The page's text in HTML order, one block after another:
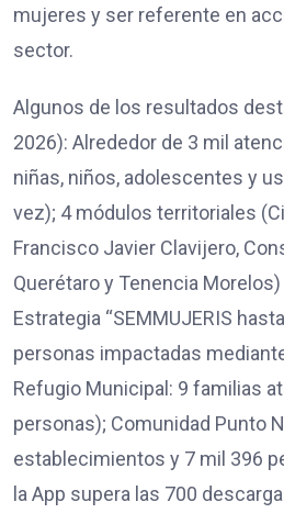
mujeres y ser referente en
sector.
Algunos de los resultados
2026): Alrededor de 3 mil
niñas, niños, adolescentes y
vez); 4 módulos territoriales
Francisco Javier Clavijero,
Querétaro y Tenencia
Estrategia “SEMMUJERIS
personas impactadas
Refugio Municipal: 9 familias
personas); Comunidad Punto
establecimientos y 7 mil 396
la App supera las 700